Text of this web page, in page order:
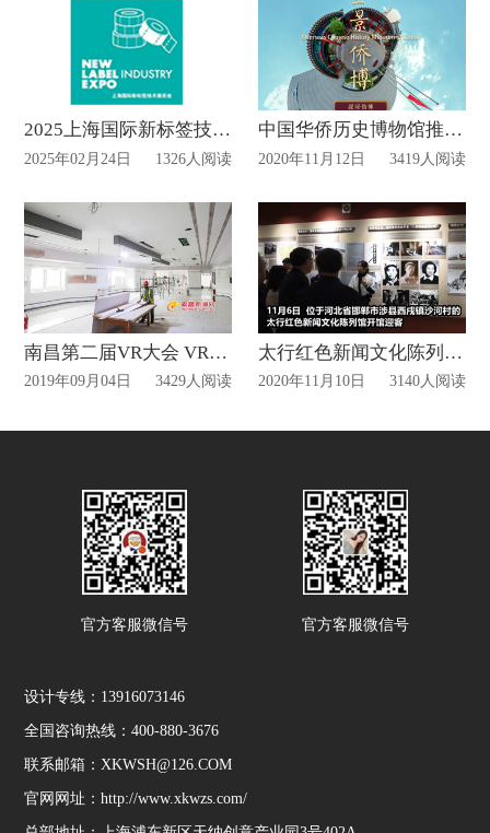
2025上海国际新标签技术展设计布置？
2025年02月24日 1326人阅读
中国华侨历史博物馆推出VR网上展馆
2020年11月12日 3419人阅读
南昌第二届VR大会 VR+5G展厅月底前亮相
2019年09月04日 3429人阅读
太行红色新闻文化陈列馆11月6日开馆迎客！
2020年11月10日 3140人阅读
官方客服微信号 官方客服微信号
设计专线：13916073146
全国咨询热线：400-880-3676
联系邮箱：XKWSH@126.COM
官网网址：http://www.xkwzs.com/